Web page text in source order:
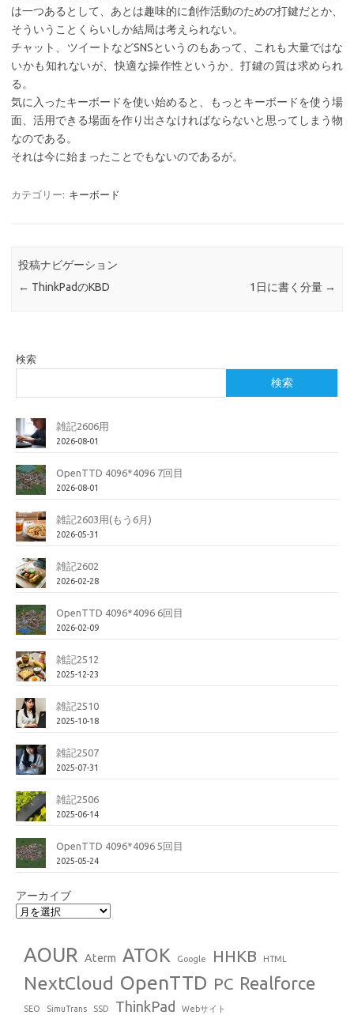
は一つあるとして、あとは趣味的に創作活動のための打鍵だとか、
そういうことくらいしか結局は考えられない。
チャット、ツイートなどSNSというのもあって、これも大量ではな
いかも知れないが、快適な操作性というか、打鍵の質は求められ
る。
気に入ったキーボードを使い始めると、もっとキーボードを使う場
面、活用できる場面を作り出さなければならないと思ってしまう物
なのである。
それは今に始まったことでもないのであるが。
カテゴリー: キーボード
投稿ナビゲーション
← ThinkPadのKBD 1日に書く分量 →
検索
検索
雑記2606用
2026-08-01
OpenTTD 4096*4096 7回目
2026-08-01
雑記2603用(もう6月)
2026-05-31
雑記2602
2026-02-28
OpenTTD 4096*4096 6回目
2026-02-09
雑記2512
2025-12-23
雑記2510
2025-10-18
雑記2507
2025-07-31
雑記2506
2025-06-14
OpenTTD 4096*4096 5回目
2025-05-24
アーカイブ
AOUR Aterm ATOK Google HHKB HTML
NextCloud OpenTTD PC Realforce
SEO SimuTrans SSD ThinkPad Webサイト